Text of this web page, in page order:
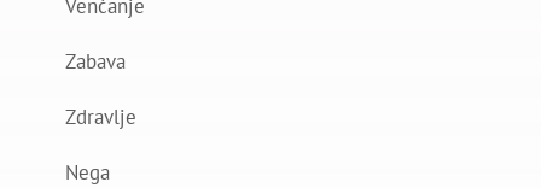
Venčanje
Zabava
Zdravlje
Nega